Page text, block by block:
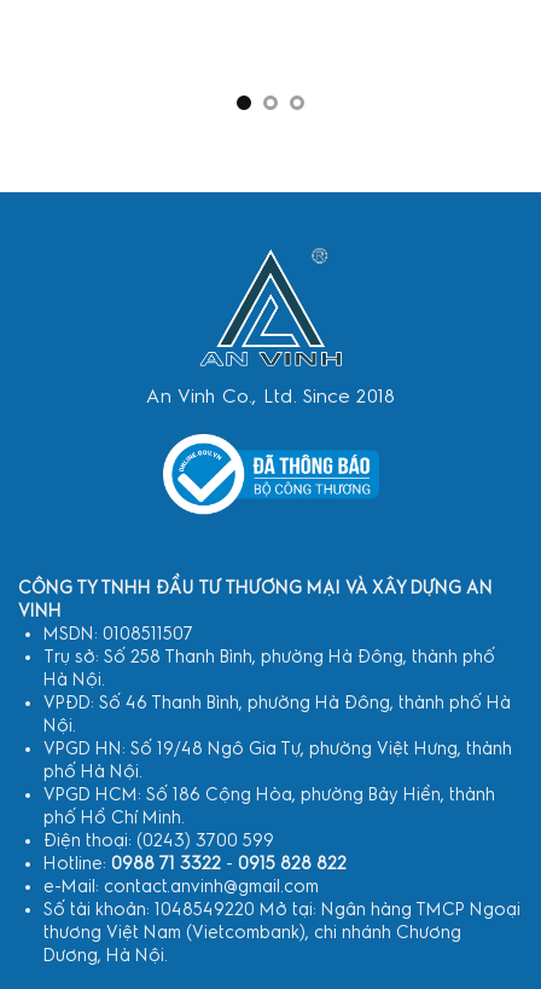
An Vinh Co., Ltd. Since 2018
CÔNG TY TNHH ĐẦU TƯ THƯƠNG MẠI VÀ XÂY DỰNG AN
VINH
MSDN: 0108511507
Trụ sở: Số 258 Thanh Bình, phường Hà Đông, thành phố
Hà Nội.
VPĐD: Số 46 Thanh Bình, phường Hà Đông, thành phố Hà
Nội.
VPGD HN: Số 19/48 Ngô Gia Tự, phường Việt Hưng, thành
phố Hà Nội.
VPGD HCM: Số 186 Cộng Hòa, phường Bảy Hiền, thành
phố Hồ Chí Minh.
Điện thoại: (0243) 3700 599
Hotline: 0988 71 3322- 0915 828 822
e-Mail: contact.anvinh@gmail.com
Số tài khoản: 1048549220 Mở tại: Ngân hàng TMCP Ngoại
thương Việt Nam (Vietcombank), chi nhánh Chương
Dương, Hà Nội.